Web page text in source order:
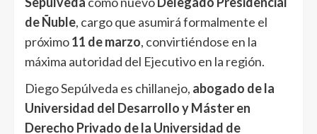
de Ñuble, cargo que asumirá formalmente el
próximo11 de marzo, convirtiéndose en la
máxima autoridad del Ejecutivo en la región.
Diego Sepúlveda es chillanejo, abogado de la
Universidad del Desarrollo yMáster en
Derecho Privado de la Universidad de